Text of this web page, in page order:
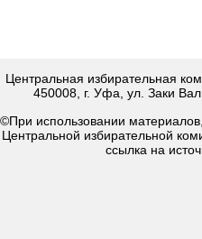
Центральная избирательная
450008, г. Уфа, ул. Заки
©При использовании
Центральной избирательной
ссылка на